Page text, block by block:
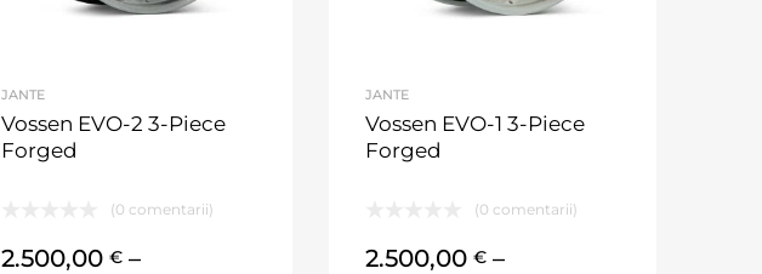
JANTE
Vossen EVO-2 3-Piece
Forged
(0 comentarii)
2.500,00 € –
JANTE
Vossen EVO-1 3-Piece
Forged
(0 comentarii)
2.500,00 € –